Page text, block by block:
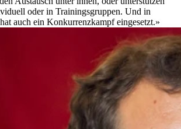
oder in Trainingsgruppen. Und in
auch ein Konkurrenzkampf eingesetzt.»